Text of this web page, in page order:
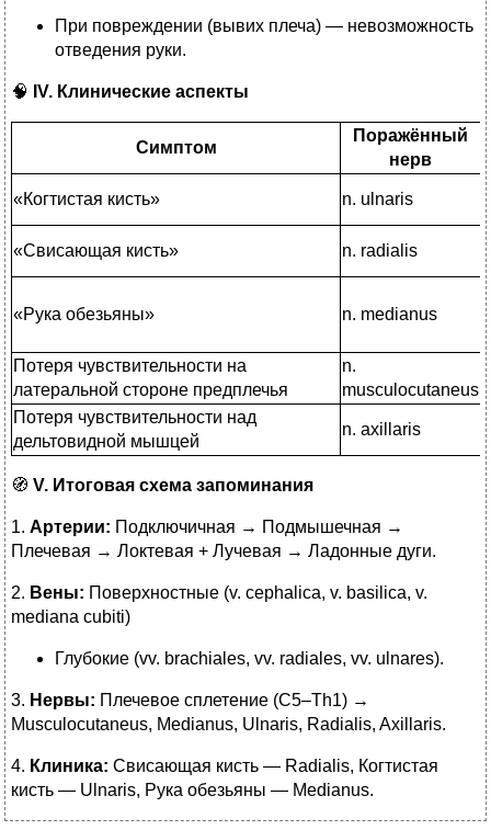
При повреждении (вывих плеча) — невозможность
отведения руки.
🧠 IV. Клинические аспекты
Симптом
Поражённый
нерв
«Когтистая кисть» n. ulnaris
«Свисающая кисть» n. radialis
«Рука обезьяны» n. medianus
Потеря чувствительности на
латеральной стороне предплечья
n.
musculocutaneus
Потеря чувствительности над
дельтовидной мышцей
n. axillaris
🧭 V. Итоговая схема запоминания
1️. Артерии: Подключичная → Подмышечная →
Плечевая → Локтевая + Лучевая → Ладонные дуги.
2️. Вены: Поверхностные (v. cephalica, v. basilica, v.
mediana cubiti)
Глубокие (vv. brachiales, vv. radiales, vv. ulnares).
3️. Нервы: Плечевое сплетение (C5–Th1) →
Musculocutaneus, Medianus, Ulnaris, Radialis, Axillaris.
4️. Клиника: Свисающая кисть — Radialis, Когтистая
кисть — Ulnaris, Рука обезьяны — Medianus.